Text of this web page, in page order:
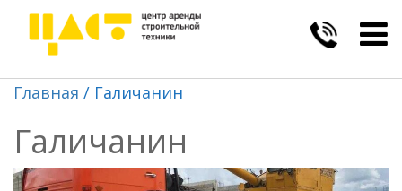
Главная Галичанин
Галичанин